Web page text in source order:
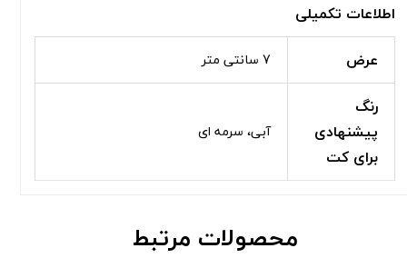
اطلاعات تکمیلی
عرض
7 سانتی متر
رنگ
پیشنهادی
برای کت
آبی، سرمه ای
محصولات مرتبط